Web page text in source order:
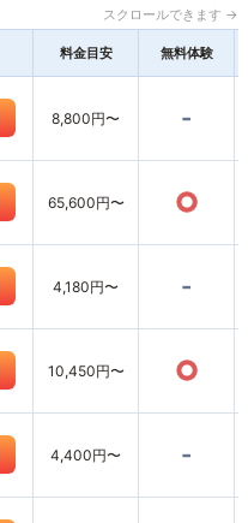
スクロールできます →
料金目安 無料体験
8,800円〜 -
65,600円〜 ○
4,180円〜 -
10,450円〜 ○
4,400円〜 -